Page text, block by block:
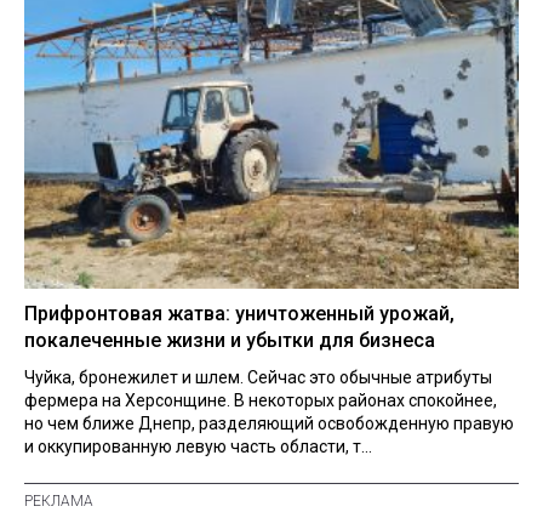
Прифронтовая жатва: уничтоженный урожай,
покалеченные жизни и убытки для бизнеса
Чуйка, бронежилет и шлем. Сейчас это обычные атрибуты
фермера на Херсонщине. В некоторых районах спокойнее,
но чем ближе Днепр, разделяющий освобожденную правую
и оккупированную левую часть области, т...